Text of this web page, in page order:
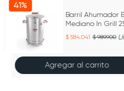
41%
Barril Ahumador
Mediano In Grill
Libras
584.041 989.900
Agregar al carrito